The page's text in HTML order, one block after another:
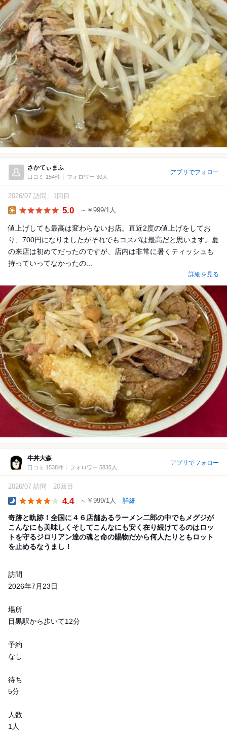
さかてぃまふ
口コミ 154件 フォロワー 30人
アプリでフォロー
2026/07 訪問 1回目
5.0 ～￥999/1人
値上げしても最高は変わらないお店。直近2度の値上げをしてお
り、700円になりましたがそれでもコスパは最高だと思います。夏
の来店は初めてだったのですが、店内は非常に暑くティッシュも
持っていってなかったの...
詳細を見る
牛丼大森
口コミ 1538件 フォロワー 5835人
アプリでフォロー
2026/07 訪問 20回目
4.4 ～￥999/1人 詳細
奇跡と軌跡！全国に４６店舗あるラーメン二郎の中でもメグジが
こんなにも美味しくそしてこんなにも安く在り続けてるのはロッ
トを守るジロリアン達の魂と命の賜物だから何人たりともロット
を止めるなうまし！
訪問
2026年7月23日
場所
目黒駅から歩いて12分
予約
なし
待ち
5分
人数
1人